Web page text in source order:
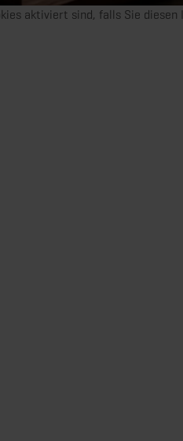
aktiviert sind, falls Sie diesen